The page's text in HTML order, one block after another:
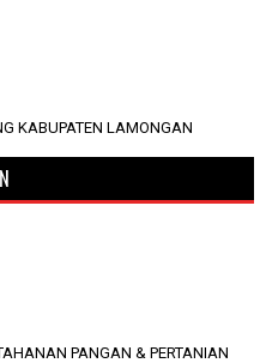
KABUPATEN LAMONGAN
PANGAN & PERTANIAN